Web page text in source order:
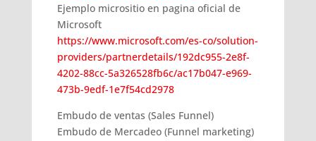
Ejemplo micrositio en pagina oficial de
Microsoft
https://www.microsoft.com/es-co/solution-
providers/partnerdetails/192dc955-2e8f-
4202-88cc-5a326528fb6c/ac17b047-e969-
473b-9edf-1e7f54cd2978
Embudo de ventas (Sales Funnel)
Embudo de Mercadeo (Funnel marketing)